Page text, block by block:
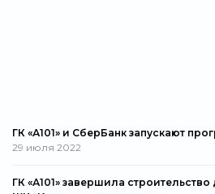
ГК «А101» и СберБанк запускают
29 июля 2022
ГК «А101» завершила